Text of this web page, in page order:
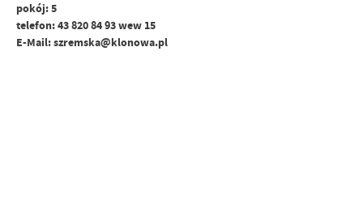
pokój: 5
telefon: 43 820 84 93 wew 15
E-Mail: szremska@klonowa.pl